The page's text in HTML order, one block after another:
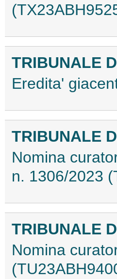
TRIBUNALE
Eredita'
TRIBUNALE
Nomina
n. 1306/2023
TRIBUNALE
Nomina